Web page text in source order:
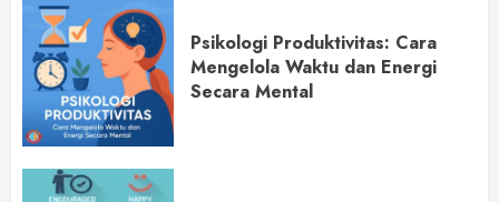
Psikologi Produktivitas: Cara
Mengelola Waktu dan Energi
Secara Mental